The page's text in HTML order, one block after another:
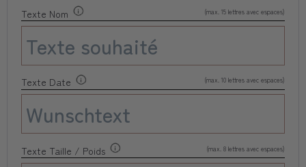
Texte Nom (max. 15 lettres avec espaces)
Texte Date (max. 10 lettres avec espaces)
Texte Taille / Poids (max. 8 lettres avec espaces)